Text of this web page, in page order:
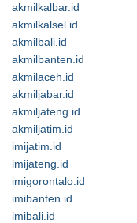
akmilkalbar.id
akmilkalsel.id
akmilbali.id
akmilbanten.id
akmilaceh.id
akmiljabar.id
akmiljateng.id
akmiljatim.id
imijatim.id
imijateng.id
imigorontalo.id
imibanten.id
imibali.id